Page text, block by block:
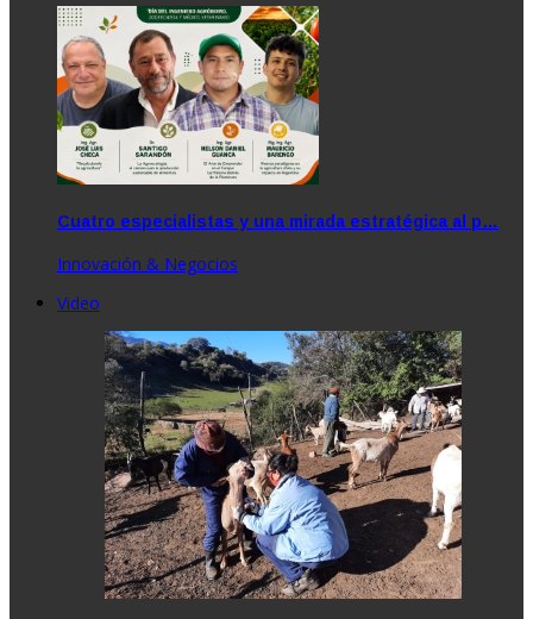
Cuatro especialistas y una mirada estratégica al p…
Innovación & Negocios
Video